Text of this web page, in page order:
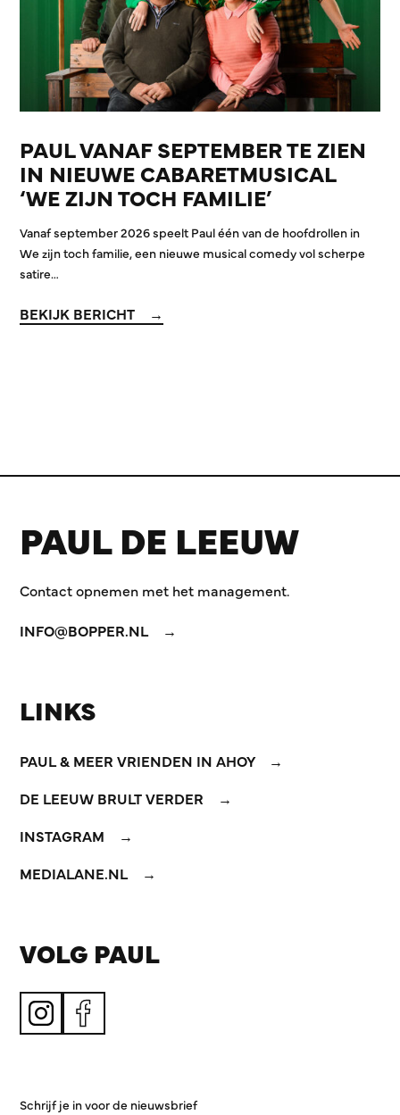
PAUL VANAF SEPTEMBER TE ZIEN
IN NIEUWE CABARETMUSICAL
‘WE ZIJN TOCH FAMILIE’
Vanaf september 2026 speelt Paul één van de hoofdrollen in
We zijn toch familie, een nieuwe musical comedy vol scherpe
satire…
BEKIJK BERICHT
PAUL DE LEEUW
Contact opnemen met het management.
INFO@BOPPER.NL
LINKS
PAUL & MEER VRIENDEN IN AHOY
DE LEEUW BRULT VERDER
INSTAGRAM
MEDIALANE.NL
VOLG PAUL
Schrijf je in voor de nieuwsbrief